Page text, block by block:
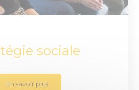
sociale
En savoir plus